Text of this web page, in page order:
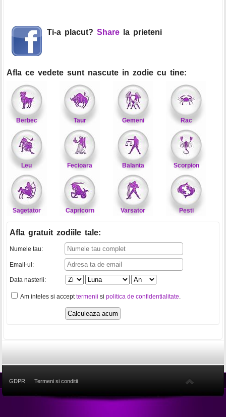
Ti-a placut? Share la prieteni
Afla ce vedete sunt nascute in zodie cu tine:
Berbec Taur Gemeni Rac
Leu Fecioara Balanta Scorpion
Sagetator Capricorn Varsator Pesti
Afla gratuit zodiile tale:
Numele tau:
Email-ul:
Data nasterii:
Am inteles si accepttermenii si politica de confidentialitate.
GDPR Termeni si conditii